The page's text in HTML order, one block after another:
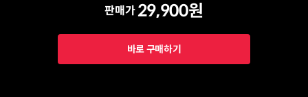
판매가29,900원
바로 구매하기